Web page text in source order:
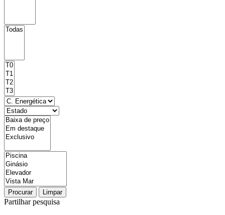
Procurar Limpar
Partilhar pesquisa